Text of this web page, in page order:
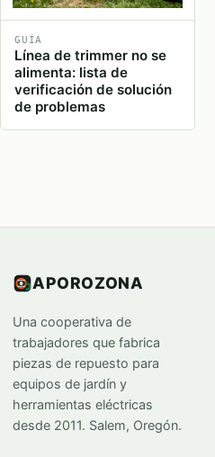
GUÍA
Línea de trimmer no se
alimenta: lista de
verificación de solución
de problemas
APOROZONA
Una cooperativa de
trabajadores que fabrica
piezas de repuesto para
equipos de jardín y
herramientas eléctricas
desde 2011. Salem, Oregón.